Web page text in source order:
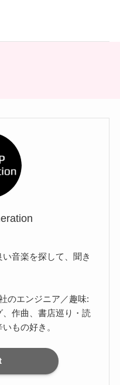
音楽を探して、聞き
のエンジニア／趣味:
作曲、書店巡り・読
もの好き。